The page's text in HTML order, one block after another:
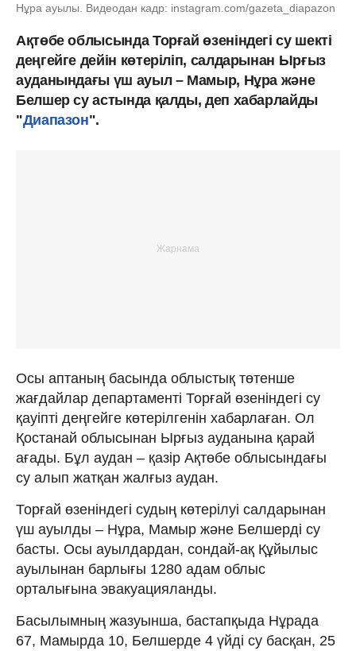
Нұра ауылы. Видеодан кадр: instagram.com/gazeta_diapazon
Ақтөбе облысында Торғай өзеніндегі су шекті
деңгейге дейін көтеріліп, салдарынан Ырғыз
ауданындағы үш ауыл – Мамыр, Нұра және
Белшер су астында қалды, деп хабарлайды
"Диапазон".
Осы аптаның басында облыстық төтенше
жағдайлар департаменті Торғай өзеніндегі су
қауіпті деңгейге көтерілгенін хабарлаған. Ол
Қостанай облысынан Ырғыз ауданына қарай
ағады. Бұл аудан – қазір Ақтөбе облысындағы
су алып жатқан жалғыз аудан.
Торғай өзеніндегі судың көтерілуі салдарынан
үш ауылды – Нұра, Мамыр және Белшерді су
басты. Осы ауылдардан, сондай-ақ Құйылыс
ауылынан барлығы 1280 адам облыс
орталығына эвакуацияланды.
Басылымның жазуынша, бастапқыда Нұрада
67, Мамырда 10, Белшерде 4 үйді су басқан, 25